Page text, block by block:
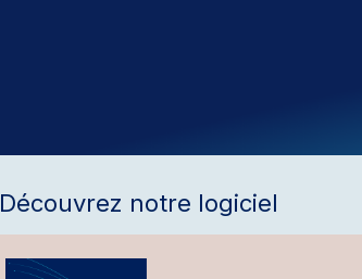
Découvrez notre logiciel